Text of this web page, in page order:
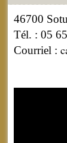
46700
Tél. : 05
Courriel :